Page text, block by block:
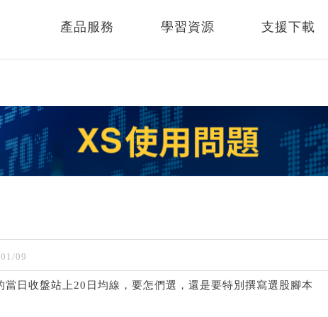
產品服務 學習資源 支援下載
09
當日收盤站上20日均線，要怎們選，還是要特別撰寫選股腳本